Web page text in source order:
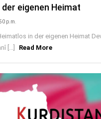
eigenen Heimat
p.m.
in der eigenen Heimat
[...]
Read More